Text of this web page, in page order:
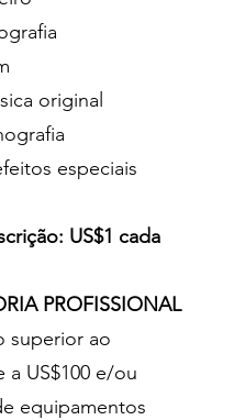
original
especiais
US$1 cada
PROFISSIONAL
superior ao
a US$100 e/ou
equipamentos